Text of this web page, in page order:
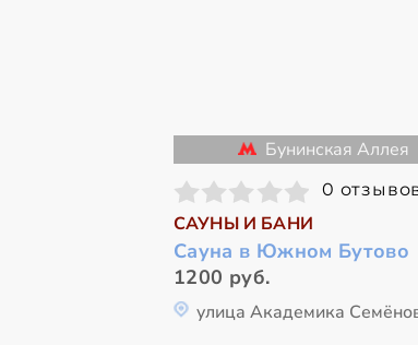
Бунинская Аллея
0
САУНЫ И БАНИ
Сауна в Южном Бутово
1200 руб.
улица Академика